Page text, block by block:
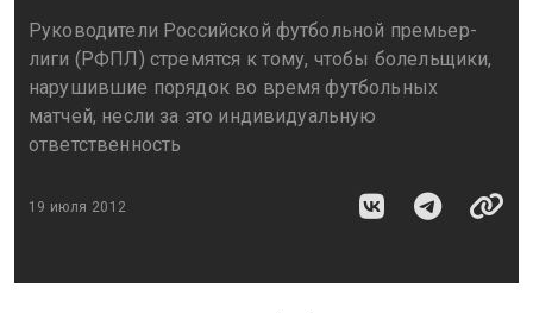
Руководители Российской футбольной премьер-
лиги (РФПЛ) стремятся к тому, чтобы болельщики,
нарушившие порядок во время футбольных
матчей, несли за это индивидуальную
ответственность
19 июля 2012